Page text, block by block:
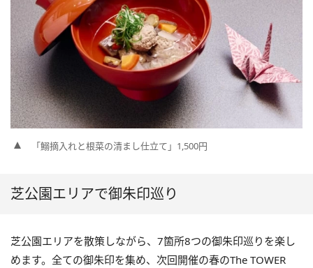
「鰯摘入れと根菜の清まし仕立て」1,500円
芝公園エリアで御朱印巡り
芝公園エリアを散策しながら、7箇所8つの御朱印巡りを楽し
めます。全ての御朱印を集め、次回開催の春のThe TOWER